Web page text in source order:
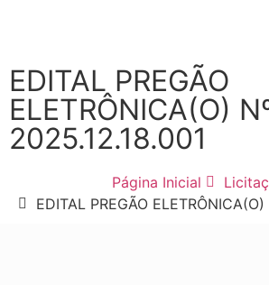
EDITAL PREGÃO
ELETRÔNICA(O)
2025.12.18.001
Página Inicial
EDITAL PREGÃO